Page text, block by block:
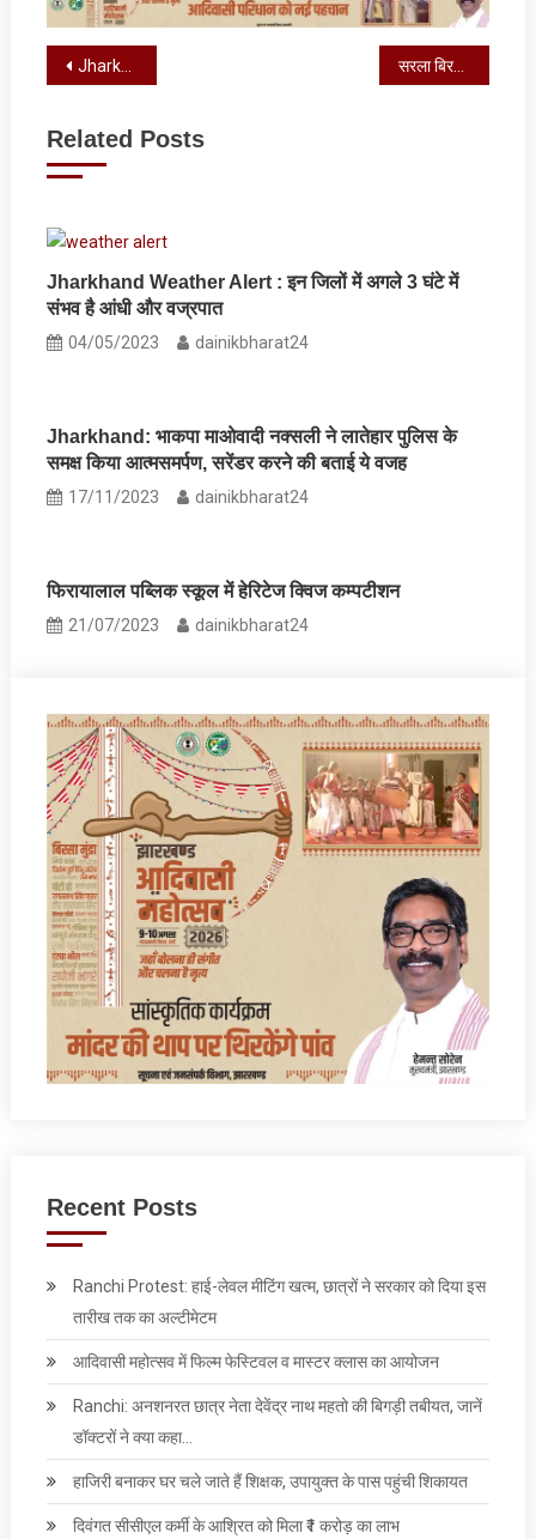
Post
Jharkhand Weather : कल से बदलेगा मौसम का मिजाज, इस दिन होगी भारी बारिश सरला बिरला विश्वविद्यालय ने चलाया नशा मुक्ति अभियान
Related Posts
Jharkhand Weather Alert : इन जिलों में अगले 3 घंटे में
संभव है आंधी और वज्रपात
04/05/2023 dainikbharat24
Jharkhand: भाकपा माओवादी नक्सली ने लातेहार पुलिस के
समक्ष किया आत्मसमर्पण, सरेंडर करने की बताई ये वजह
17/11/2023 dainikbharat24
फिरायालाल पब्लिक स्कूल में हेरिटेज क्विज कम्पटीशन
21/07/2023 dainikbharat24
Recent Posts
Ranchi Protest: हाई-लेवल मीटिंग खत्म, छात्रों ने सरकार को दिया इस
तारीख तक का अल्टीमेटम
आदिवासी महोत्सव में फिल्म फेस्टिवल व मास्टर क्लास का आयोजन
Ranchi: अनशनरत छात्र नेता देवेंद्र नाथ महतो की बिगड़ी तबीयत, जानें
डॉक्टरों ने क्या कहा…
हाजिरी बनाकर घर चले जाते हैं शिक्षक, उपायुक्त के पास पहुंची शिकायत
दिवंगत सीसीएल कर्मी के आश्रित को मिला ₹1 करोड़ का लाभ